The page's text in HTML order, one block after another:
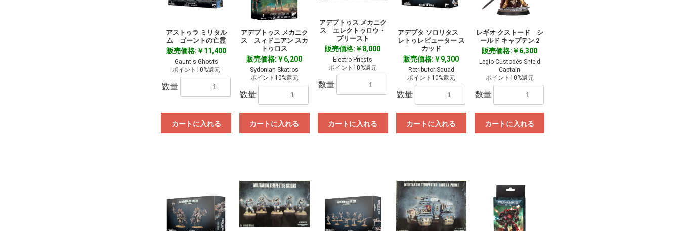
アストゥラ ミリタル
ム ゴーントの亡霊
販売価格:￥11,400
Gaunt's Ghosts
ポイント10%還元
数量
カートに入れる
アデプトゥス メカニク
ス スィドニアン スカ
トゥロス
販売価格:￥6,200
Sydonian Skatros
ポイント10%還元
数量
カートに入れる
アデプトゥス メカニク
ス エレクトゥロウ・
プリースト
販売価格:￥8,000
Electro-Priests
ポイント10%還元
数量
カートに入れる
アデプタ ソロリタス
レトゥレビューター ス
カッド
販売価格:￥9,300
Retributor Squad
ポイント10%還元
数量
カートに入れる
レギオ クストード シ
ールド キャプテン 2
販売価格:￥6,300
Legio Custodes Shield
Captain
ポイント10%還元
数量
カートに入れる
お買い物を続ける